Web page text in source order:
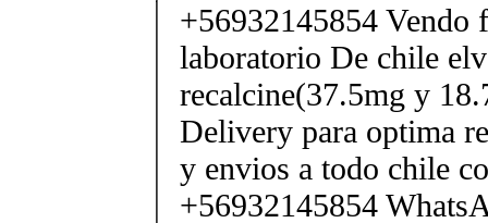
+56932145854 Vendo
laboratorio De chile
recalcine(37.5mg y
Delivery para optima
y envios a todo chile
+56932145854